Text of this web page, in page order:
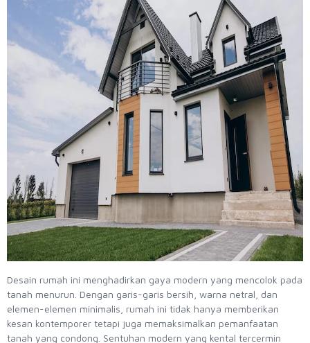
Desain rumah ini menghadirkan gaya modern yang mencolok pada
tanah menurun. Dengan garis-garis bersih, warna netral, dan
elemen-elemen minimalis, rumah ini tidak hanya memberikan
kesan kontemporer tetapi juga memaksimalkan pemanfaatan
tanah yang condong. Sentuhan modern yang kental tercermin